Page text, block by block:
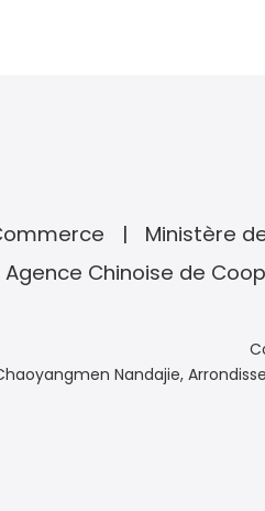
Ministère
Agence Chinoise de
Nandajie,